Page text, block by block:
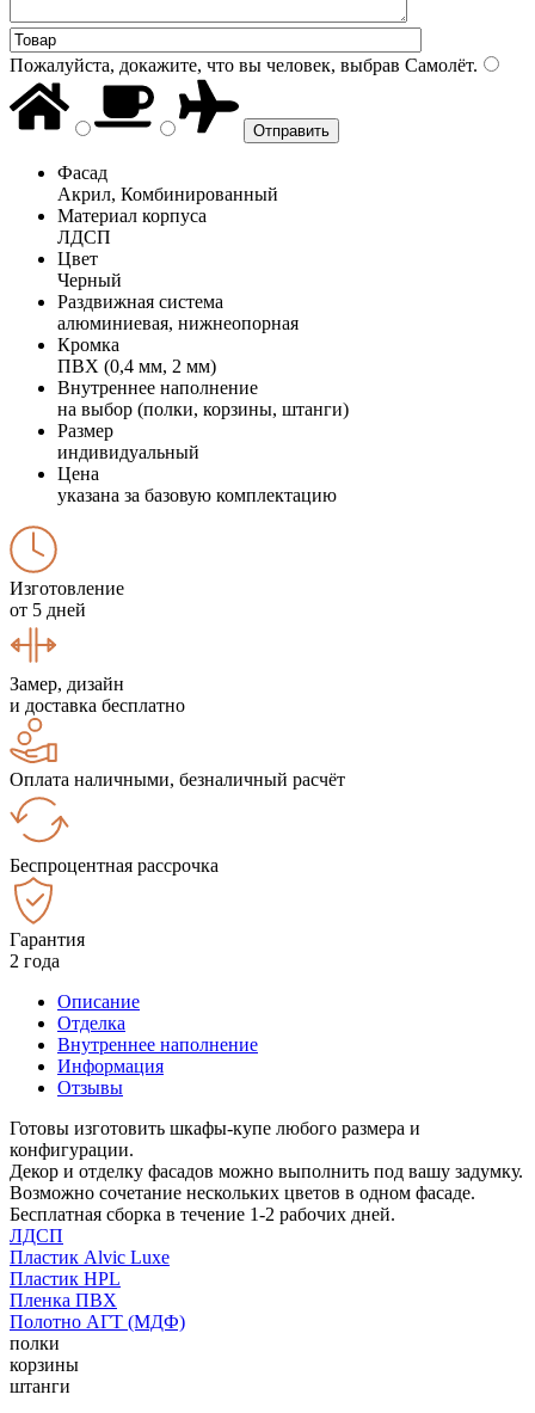
Пожалуйста, докажите, что вы человек, выбрав Самолёт.
Фасад
Акрил, Комбинированный
Материал корпуса
ЛДСП
Цвет
Черный
Раздвижная система
алюминиевая, нижнеопорная
Кромка
ПВХ (0,4 мм, 2 мм)
Внутреннее наполнение
на выбор (полки, корзины, штанги)
Размер
индивидуальный
Цена
указана за базовую комплектацию
Изготовление
от 5 дней
Замер, дизайн
и доставка бесплатно
Оплата наличными, безналичный расчёт
Беспроцентная рассрочка
Гарантия
2 года
Описание
Отделка
Внутреннее наполнение
Информация
Отзывы
Готовы изготовить шкафы-купе любого размера и
конфигурации.
Декор и отделку фасадов можно выполнить под вашу задумку.
Возможно сочетание нескольких цветов в одном фасаде.
Бесплатная сборка в течение 1-2 рабочих дней.
ЛДСП
Пластик Alvic Luxe
Пластик HPL
Пленка ПВХ
Полотно АГТ (МДФ)
полки
корзины
штанги